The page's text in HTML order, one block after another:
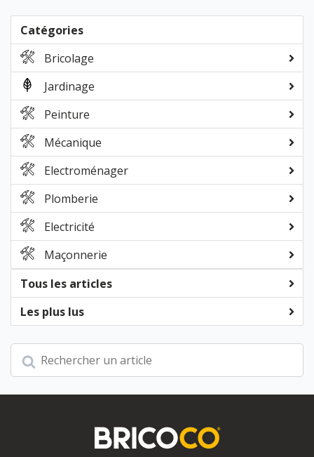
Catégories
Bricolage
Jardinage
Peinture
Mécanique
Electroménager
Plomberie
Electricité
Maçonnerie
Tous les articles
Les plus lus